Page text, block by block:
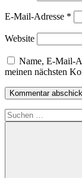
E-Mail-Adresse *
Website
Name, E-Mail-
meinen nächsten
Suchen
nach: